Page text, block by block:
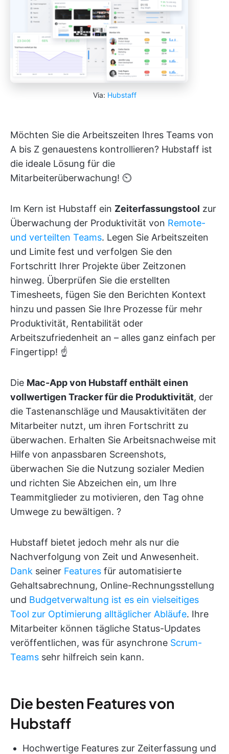
Via: Hubstaff
Möchten Sie die Arbeitszeiten Ihres Teams von
A bis Z genauestens kontrollieren? Hubstaff ist
die ideale Lösung für die
Mitarbeiterüberwachung! ⏲️
Im Kern ist Hubstaff ein Zeiterfassungstool zur
Überwachung der Produktivität von Remote-
und verteilten Teams. Legen Sie Arbeitszeiten
und Limite fest und verfolgen Sie den
Fortschritt Ihrer Projekte über Zeitzonen
hinweg. Überprüfen Sie die erstellten
Timesheets, fügen Sie den Berichten Kontext
hinzu und passen Sie Ihre Prozesse für mehr
Produktivität, Rentabilität oder
Arbeitszufriedenheit an – alles ganz einfach per
Fingertipp! ☝️
Die Mac-App von Hubstaff enthält einen
vollwertigen Tracker für die Produktivität, der
die Tastenanschläge und Mausaktivitäten der
Mitarbeiter nutzt, um ihren Fortschritt zu
überwachen. Erhalten Sie Arbeitsnachweise mit
Hilfe von anpassbaren Screenshots,
überwachen Sie die Nutzung sozialer Medien
und richten Sie Abzeichen ein, um Ihre
Teammitglieder zu motivieren, den Tag ohne
Umwege zu bewältigen. ?️
Hubstaff bietet jedoch mehr als nur die
Nachverfolgung von Zeit und Anwesenheit.
Dank seiner Features für automatisierte
Gehaltsabrechnung, Online-Rechnungsstellung
und Budgetverwaltung ist es ein vielseitiges
Tool zur Optimierung alltäglicher Abläufe. Ihre
Mitarbeiter können tägliche Status-Updates
veröffentlichen, was für asynchrone Scrum-
Teams sehr hilfreich sein kann.
Die besten Features von
Hubstaff
Hochwertige Features zur Zeiterfassung und